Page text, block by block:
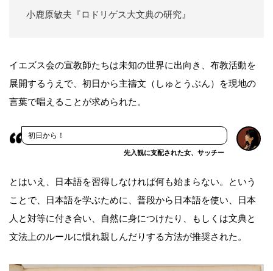
小鹿原敏夫『ロドリゲス大文典の研究』
イエズス会の宣教師たちは未知の世界に出向き、布教活動を
展開するうえで、初日から主禱文（しゅとうぶん）を現地の
言葉で唱えることが求められた。
初日から！
先入観に支配された女、サッチー
とはいえ、日本語を習得しなければ何も始まらない。という
ことで、日本語を学ぶために、普段から日本語を使い、日本
人と対等に付き合い、自然に身につけたり、もしくは文典と
文法上のルールに慣れ親しんだりする方法が推奨された。